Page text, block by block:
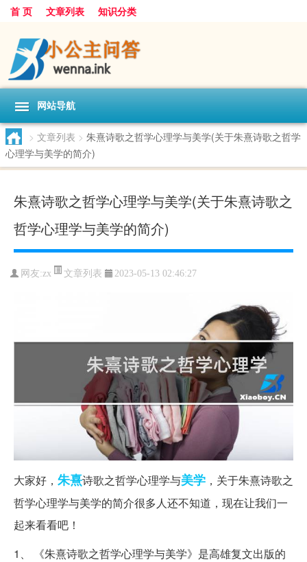
首 页 文章列表 知识分类
网站导航
> 文章列表 > 朱熹诗歌之哲学心理学与美学(关于朱熹诗歌之哲学
心理学与美学的简介)
朱熹诗歌之哲学心理学与美学(关于朱熹诗歌之
哲学心理学与美学的简介)
网友:zx 文章列表 2023-05-13 02:46:27
大家好， 朱熹诗歌之哲学心理学与美学 ，关于朱熹诗歌之
哲学心理学与美学的简介很多人还不知道，现在让我们一
起来看看吧！
1、 《朱熹诗歌之哲学心理学与美学》是高雄复文出版的